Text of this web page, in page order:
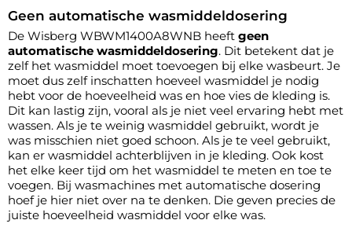
Geen automatische wasmiddeldosering
De Wisberg WBWM1400A8WNB heeft geen
automatische wasmiddeldosering. Dit betekent dat je
zelf het wasmiddel moet toevoegen bij elke wasbeurt. Je
moet dus zelf inschatten hoeveel wasmiddel je nodig
hebt voor de hoeveelheid was en hoe vies de kleding is.
Dit kan lastig zijn, vooral als je niet veel ervaring hebt met
wassen. Als je te weinig wasmiddel gebruikt, wordt je
was misschien niet goed schoon. Als je te veel gebruikt,
kan er wasmiddel achterblijven in je kleding. Ook kost
het elke keer tijd om het wasmiddel te meten en toe te
voegen. Bij wasmachines met automatische dosering
hoef je hier niet over na te denken. Die geven precies de
juiste hoeveelheid wasmiddel voor elke was.